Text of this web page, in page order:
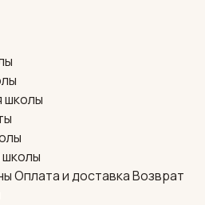
школы
Оплата и доставкаВозврат